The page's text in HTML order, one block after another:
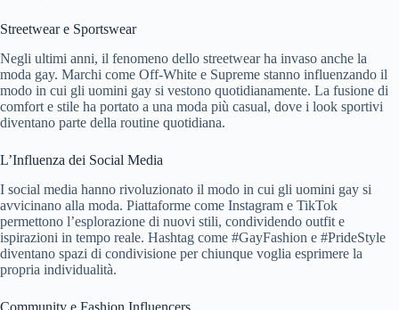
Streetwear e Sportswear
Negli ultimi anni, il fenomeno dello streetwear ha invaso anche la
moda gay. Marchi come Off-White e Supreme stanno influenzando il
modo in cui gli uomini gay si vestono quotidianamente. La fusione di
comfort e stile ha portato a una moda più casual, dove i look sportivi
diventano parte della routine quotidiana.
L’Influenza dei Social Media
I social media hanno rivoluzionato il modo in cui gli uomini gay si
avvicinano alla moda. Piattaforme come Instagram e TikTok
permettono l’esplorazione di nuovi stili, condividendo outfit e
ispirazioni in tempo reale. Hashtag come #GayFashion e #PrideStyle
diventano spazi di condivisione per chiunque voglia esprimere la
propria individualità.
Community e Fashion Influencers